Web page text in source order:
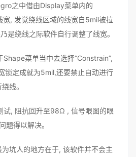
之中借由Display菜单内的
宽, 发觉绕线区域的线宽自5mil被拉
是绕线之际软件自行调整了线宽。
菜单当中去选择“Constrain”,
锁定成就为5mil,还要禁止自动进行
线。
试, 阻抗回升至98Ω , 信号眼图的眼
题得以解决。
坑人的地方在于, 该软件并不会主